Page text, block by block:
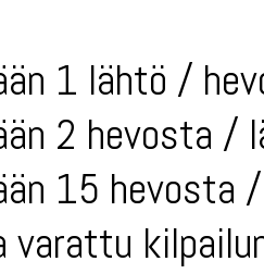
1 lähtö /
2 hevosta /
15 hevosta
varattu